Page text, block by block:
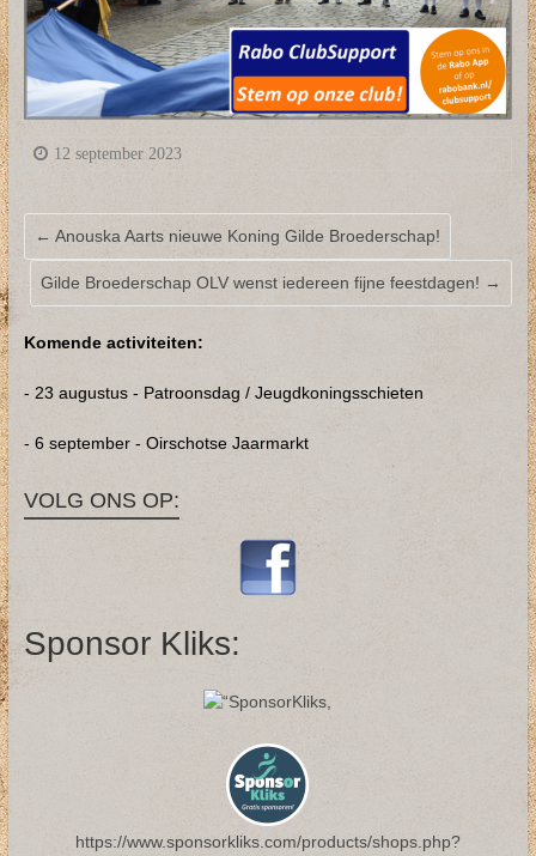
12 september 2023
← Anouska Aarts nieuwe Koning Gilde Broederschap!
Gilde Broederschap OLV wenst iedereen fijne feestdagen! →
Komende activiteiten:
- 23 augustus - Patroonsdag / Jeugdkoningsschieten
- 6 september - Oirschotse Jaarmarkt
VOLG ONS OP:
Sponsor Kliks:
https://www.sponsorkliks.com/products/shops.php?